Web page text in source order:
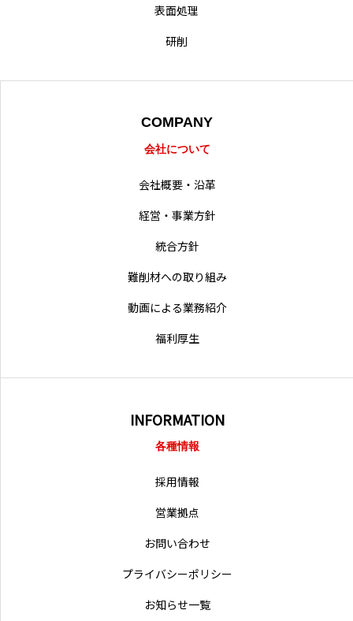
表面処理
研削
COMPANY
会社について
会社概要・沿革
経営・事業方針
統合方針
難削材への取り組み
動画による業務紹介
福利厚生
INFORMATION
各種情報
採用情報
営業拠点
お問い合わせ
プライバシーポリシー
お知らせ一覧